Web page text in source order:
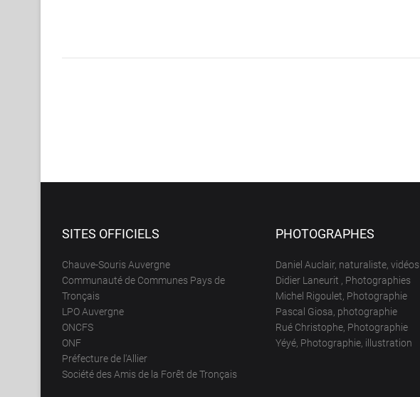
SITES OFFICIELS
Chauve-Souris Auvergne
Communauté de Communes Pays de
Tronçais
LPO Auvergne
ONCFS
ONF
Préfecture de l'Allier
Société des Amis de la Forêt de Tronçais
PHOTOGRAPHES
Daniel Auclair, naturaliste, vidéos
Didier Laneurit , Photographies
Michel Rigoulet, Photographie
Pascal Giosa, photographie
Rué Christophe, Photographie
Yéyé, Photographie, illustration